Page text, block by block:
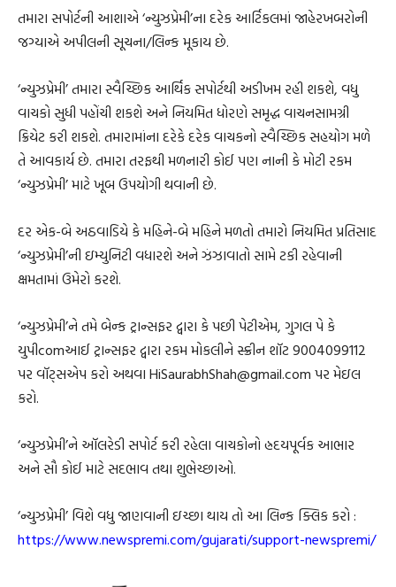
તમારા સપોર્ટની આશાએ ‘ન્યુઝપ્રેમી’ના દરેક આર્ટિકલમાં જાહેરખબરોની
જગ્યાએ અપીલની સૂચના/લિન્ક મૂકાય છે.
‘ન્યુઝપ્રેમી’ તમારા સ્વૈચ્છિક આર્થિક સપોર્ટથી અડીખમ રહી શકશે, વધુ
વાચકો સુધી પહોંચી શકશે અને નિયમિત ધોરણે સમૃદ્ધ વાચનસામગ્રી
ક્રિયેટ કરી શકશે. તમારામાંના દરેકે દરેક વાચકનો સ્વૈચ્છિક સહયોગ મળે
તે આવકાર્ય છે. તમારા તરફથી મળનારી કોઈ પણ નાની કે મોટી રકમ
‘ન્યુઝપ્રેમી’ માટે ખૂબ ઉપયોગી થવાની છે.
દર એક-બે અઠવાડિયે કે મહિને-બે મહિને મળતો તમારો નિયમિત પ્રતિસાદ
‘ન્યુઝપ્રેમી’ની ઇમ્યુનિટી વધારશે અને ઝંઝાવાતો સામે ટકી રહેવાની
ક્ષમતામાં ઉમેરો કરશે.
‘ન્યુઝપ્રેમી’ને તમે બેન્ક ટ્રાન્સફર દ્વારા કે પછી પેટીએમ, ગુગલ પે કે
યુપીcomઆઈ ટ્રાન્સફર દ્વારા રકમ મોકલીને સ્ક્રીન શૉટ 9004099112
પર વૉટ્સએપ કરો અથવા HiSaurabhShah@gmail.com પર મેઇલ
કરો.
‘ન્યુઝપ્રેમી’ને ઑલરેડી સપોર્ટ કરી રહેલા વાચકોનો હ્રદયપૂર્વક આભાર
અને સૌ કોઈ માટે સદભાવ તથા શુભેચ્છાઓ.
‘ન્યુઝપ્રેમી’ વિશે વધુ જાણવાની ઇચ્છા થાય તો આ લિન્ક ક્લિક કરો :
https://www.newspremi.com/gujarati/support-newspremi/